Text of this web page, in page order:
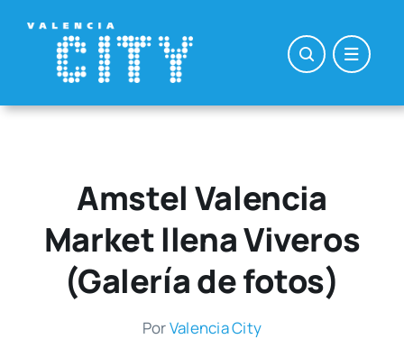
contenido
Amstel Valencia
Market llena Viveros
(Galería de fotos)
PorValen­cia City